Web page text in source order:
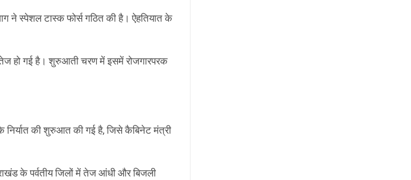
ने स्पेशल टास्क फोर्स गठित की है। ऐहतियात के
तेज हो गई है। शुरुआती चरण में इसमें रोजगारपरक
निर्यात की शुरुआत की गई है, जिसे कैबिनेट मंत्री
के पर्वतीय जिलों में तेज आंधी और बिजली